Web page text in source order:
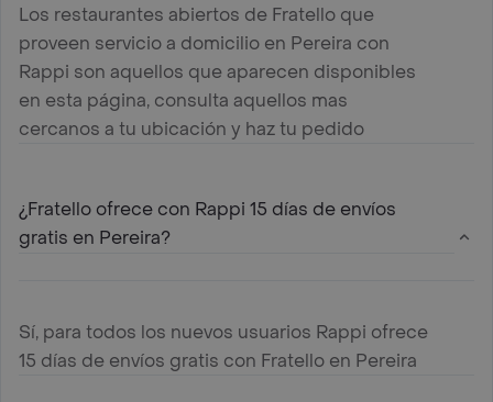
Los restaurantes abiertos de Fratello que
proveen servicio a domicilio en Pereira con
Rappi son aquellos que aparecen disponibles
en esta página, consulta aquellos mas
cercanos a tu ubicación y haz tu pedido
¿Fratello ofrece con Rappi 15 días de envíos
gratis en Pereira?
Sí, para todos los nuevos usuarios Rappi ofrece
15 días de envíos gratis con Fratello en Pereira